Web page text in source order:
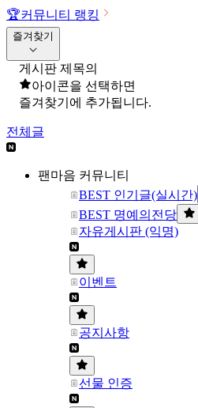
🏆커뮤니티 랭킹
즐겨찾기
게시판 제목의
아이콘을 선택하면
즐겨찾기에 추가됩니다.
전체글
팬마음 커뮤니티
BEST 인기글(실시간)
BEST 명예의전당
자유게시판 (익명)
이벤트
공지사항
선물 인증